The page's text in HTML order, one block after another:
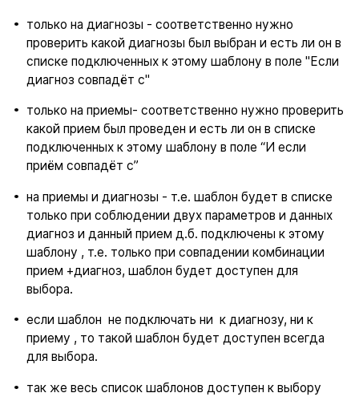
только на диагнозы - соответственно нужно
проверить какой диагнозы был выбран и есть ли он в
списке подключенных к этому шаблону в поле "Если
диагноз совпадёт с"
только на приемы- соответственно нужно проверить
какой прием был проведен и есть ли он в списке
подключенных к этому шаблону в поле “И если
приём совпадёт с”
на приемы и диагнозы - т.е. шаблон будет в списке
только при соблюдении двух параметров и данных
диагноз и данный прием д.б. подключены к этому
шаблону , т.е. только при совпадении комбинации
прием +диагноз, шаблон будет доступен для
выбора.
если шаблон не подключать ни к диагнозу, ни к
приему , то такой шаблон будет доступен всегда
для выбора.
так же весь список шаблонов доступен к выбору